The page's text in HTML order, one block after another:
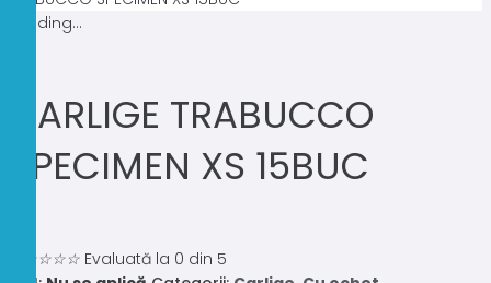
Loading...
CARLIGE TRABUCCO
SPECIMEN XS 15BUC
☆☆☆☆ Evaluată la 0 din 5